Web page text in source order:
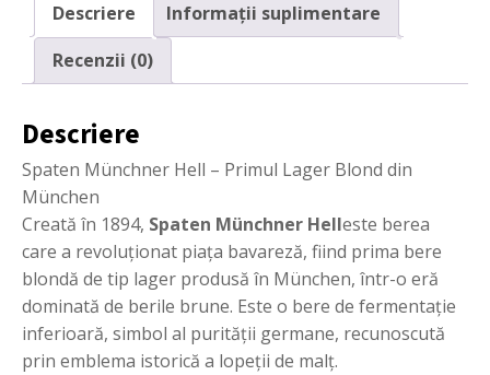
Descriere
Informații suplimentare
Recenzii (0)
Descriere
Spaten Münchner Hell – Primul Lager Blond din
München
Creată în 1894, Spaten Münchner Helleste berea
care a revoluționat piața bavareză, fiind prima bere
blondă de tip lager produsă în München, într-o eră
dominată de berile brune. Este o bere de fermentație
inferioară, simbol al purității germane, recunoscută
prin emblema istorică a lopeții de malț.